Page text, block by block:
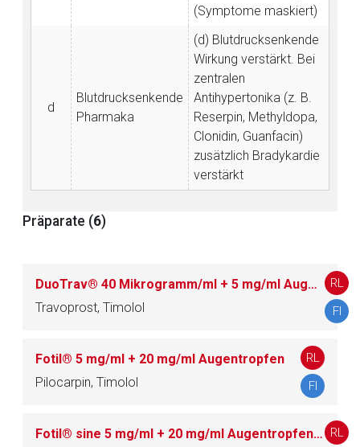
(Symptome maskiert)
d
Blutdrucksenkende
Pharmaka
(d) Blutdrucksenkende
Wirkung verstärkt. Bei
zentralen
Antihypertonika (z. B.
Reserpin, Methyldopa,
Clonidin, Guanfacin)
zusätzlich Bradykardie
verstärkt
Präparate (6)
DuoTrav® 40 Mikrogramm/ml + 5 mg/ml Augentropfen
Travoprost, Timolol
RL
FI
Fotil® 5 mg/ml + 20 mg/ml Augentropfen
Pilocarpin, Timolol
RL
FI
Fotil® sine 5 mg/ml + 20 mg/ml Augentropfen im Einzeldosisbehältnis RL